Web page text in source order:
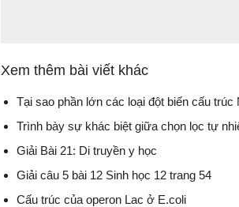
Xem thêm bài viết khác
Tại sao phần lớn các loại đột biến cấu
Trình bày sự khác biệt giữa chọn lọc tự
Giải Bài 21: Di truyền y học
Giải câu 5 bài 12 Sinh học 12 trang 54
Cấu trúc của operon Lac ở E.coli